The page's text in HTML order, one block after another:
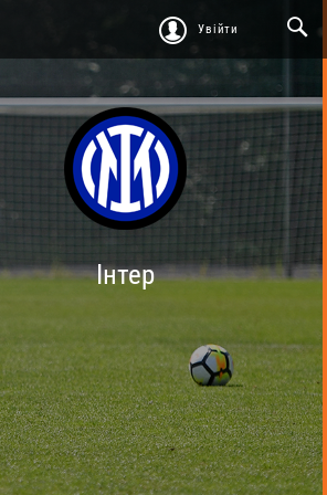
Увійти
Інтер